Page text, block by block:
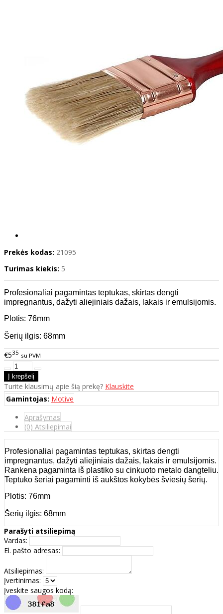
Prekės kodas: 21095
Turimas kiekis: 5
Profesionaliai pagamintas teptukas, skirtas dengti
impregnantus, dažyti aliejiniais dažais, lakais ir emulsijomis.
Plotis: 76mm
Šerių ilgis: 68mm
€535 su PVM
Turite klausimų apie šią prekę? Klauskite
Gamintojas: Motive
Aprašymas
(0) Atsiliepimai
Profesionaliai pagamintas teptukas, skirtas dengti
impregnantus, dažyti aliejiniais dažais, lakais ir emulsijomis.
Rankena pagaminta iš plastiko su cinkuoto metalo dangteliu.
Teptuko šeriai pagaminti iš aukštos kokybės šviesių šerių.
Plotis: 76mm
Šerių ilgis: 68mm
Parašyti atsiliepimą
Vardas:
El. pašto adresas:
Atsiliepimas:
Įvertinimas:
Įveskite saugos kodą: